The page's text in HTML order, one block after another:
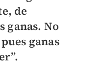
de
ganas. No
ganas